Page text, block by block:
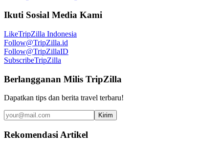
Ikuti Sosial Media Kami
LikeTripZilla Indonesia
Follow@TripZilla.id
Follow@TripZillaID
SubscribeTripZilla
Berlangganan Milis TripZilla
Dapatkan tips dan berita travel terbaru!
Kirim
Rekomendasi Artikel